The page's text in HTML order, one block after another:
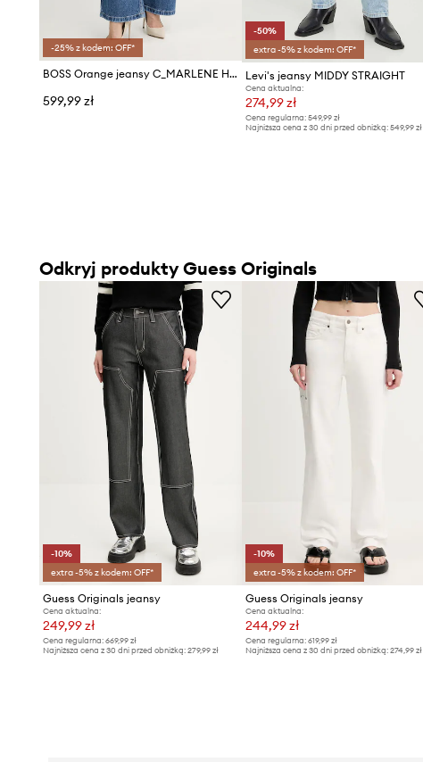
-25% z kodem: OFF*
BOSS Orange jeansy C_MARLENE HR 7.0
599,99 zł
-50%
extra -5% z kodem: OFF*
Levi's jeansy MIDDY STRAIGHT
Cena aktualna:
274,99 zł
Cena regularna:549,99 zł
Najniższa cena z 30 dni przed obniżką:549,99 zł
Odkryj produkty Guess Originals
-10%
extra -5% z kodem: OFF*
Guess Originals jeansy
Cena aktualna:
249,99 zł
Cena regularna: 669,99 zł
Najniższa cena z 30 dni przed obniżką: 279,99 zł
-10%
extra -5% z kodem: OFF*
Guess Originals jeansy
Cena aktualna:
244,99 zł
Cena regularna:619,99 zł
Najniższa cena z 30 dni przed obniżką:274,99 zł